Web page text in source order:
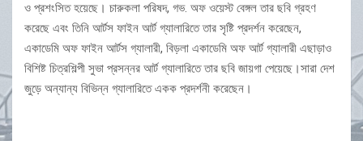
ও প্রশংসিত হয়েছে। চারুকলা পরিষদ, গভ. অফ ওয়েস্ট বেঙ্গল তার ছবি গ্রহণ
করেছে এবং তিনি আর্টস ফাইন আর্ট গ্যালারিতে তার সৃষ্টি প্রদর্শন করেছেন,
একাডেমি অফ ফাইন আর্টস গ্যালারী, বিড়লা একাডেমি অফ আর্ট গ্যালারী এছাড়াও
বিশিষ্ট চিত্রশিল্পী সুভা প্রসন্নর আর্ট গ্যালারিতে তার ছবি জায়গা পেয়েছে।সারা দেশ
জুড়ে অন্যান্য বিভিন্ন গ্যালারিতে একক প্রদর্শনী করেছেন।